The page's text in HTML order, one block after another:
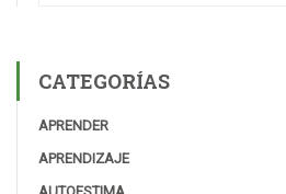
CATEGORÍAS
APRENDER
APRENDIZAJE